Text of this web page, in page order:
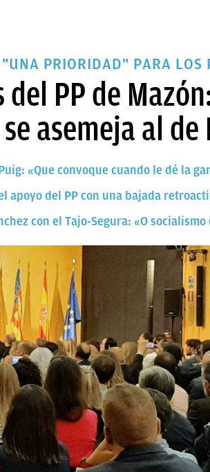
PRIORIDAD" PARA LOS
del PP de
asemeja al de
«Que convoque cuando le dé la
apoyo del PP con una bajada
con el Tajo-Segura: «O socialismo